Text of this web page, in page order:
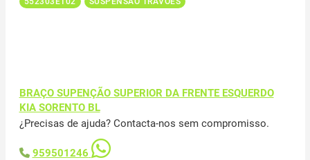
BRAÇO SUPENÇÃO SUPERIOR DA FRENTE ESQUERDO
KIA SORENTO BL
¿Precisas de ajuda? Contacta-nos sem compromisso.
959501246